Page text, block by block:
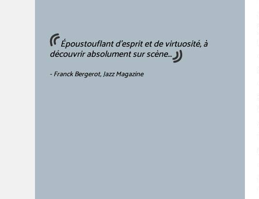
Époustouflant d’esprit et de virtuosité, à
découvrir absolument sur scène…
- Franck Bergerot, Jazz Magazine